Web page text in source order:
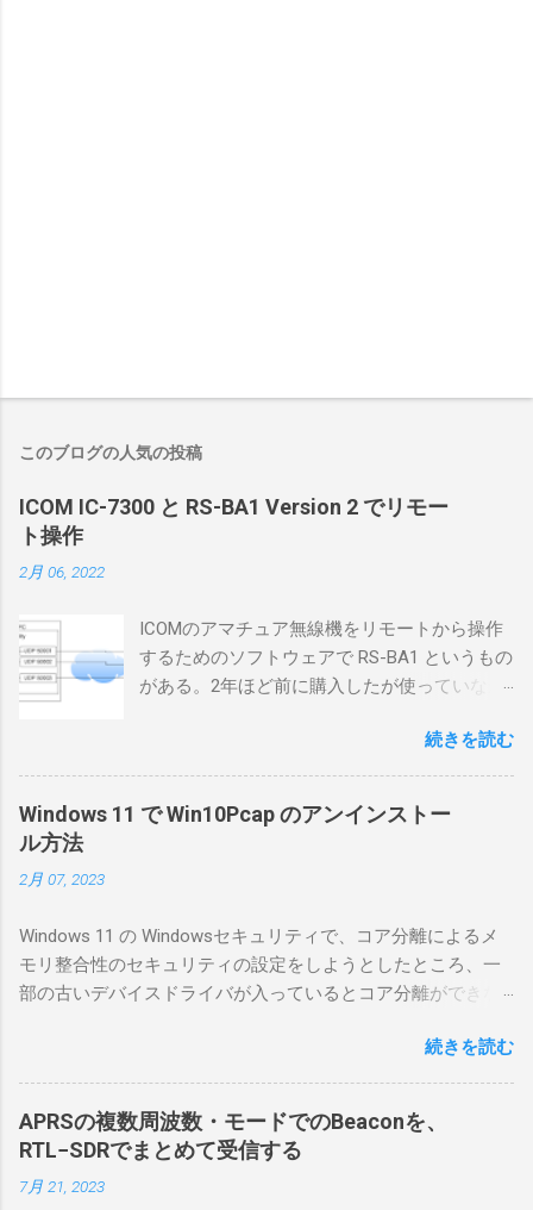
このブログの人気の投稿
ICOM IC-7300 と RS-BA1 Version 2 でリモー
ト操作
2月 06, 2022
ICOMのアマチュア無線機をリモートから操作
するためのソフトウェアで RS-BA1 というもの
がある。2年ほど前に購入したが使っていなか
としているので、リモートから操作できる無
線局構築のために、真面目に使ってみること
くだろうと思ったのだが、ちっともそんなに
合は、下記のこれらものが必要である ICOMの
無線機。 今回は私が持っているIC-7300を使
う。 無線機側(サーバ側) のWindows PC。 今
を入れて使っている。 TPMとか入っているの
でBitLockerのDisk暗号化もでき、遠隔地で盗難
にあってもデータ流出の危険性が少ないかな
と思って。 操作側 (クライアント側) の
続きを読む
Windows 11 で Win10Pcap のアンインストー
ル方法
2月 07, 2023
Windows 11 の Windowsセキュリティで、コア分離によるメ
モリ整合性のセキュリティの設定をしようとしたところ、一
部の古いデバイスドライバが入っているとコア分離ができな
で利用する Win10Pcap.sys が入っているためにコア分離がで
きないとエラーが出ておりました。 アンインストールのプロ
グラムなどを走らせてもアンインストールできなかったの
で、どのように実行すればよいのか調べながら実施しまし
た。結論としては pnputil というコマンドを用いればよかった
です。 まずは管理者権限でTerminalを実行します。
続きを読む
APRSの複数周波数・モードでのBeaconを、
RTL−SDRでまとめて受信する
7月 21, 2023